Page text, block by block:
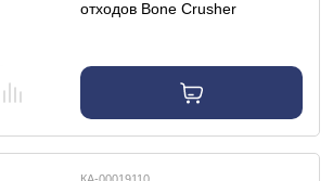
отходов Bone Crusher